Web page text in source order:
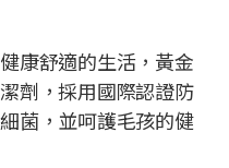
康舒適的生活，黃金
劑，採用國際認證防
菌，並呵護毛孩的健